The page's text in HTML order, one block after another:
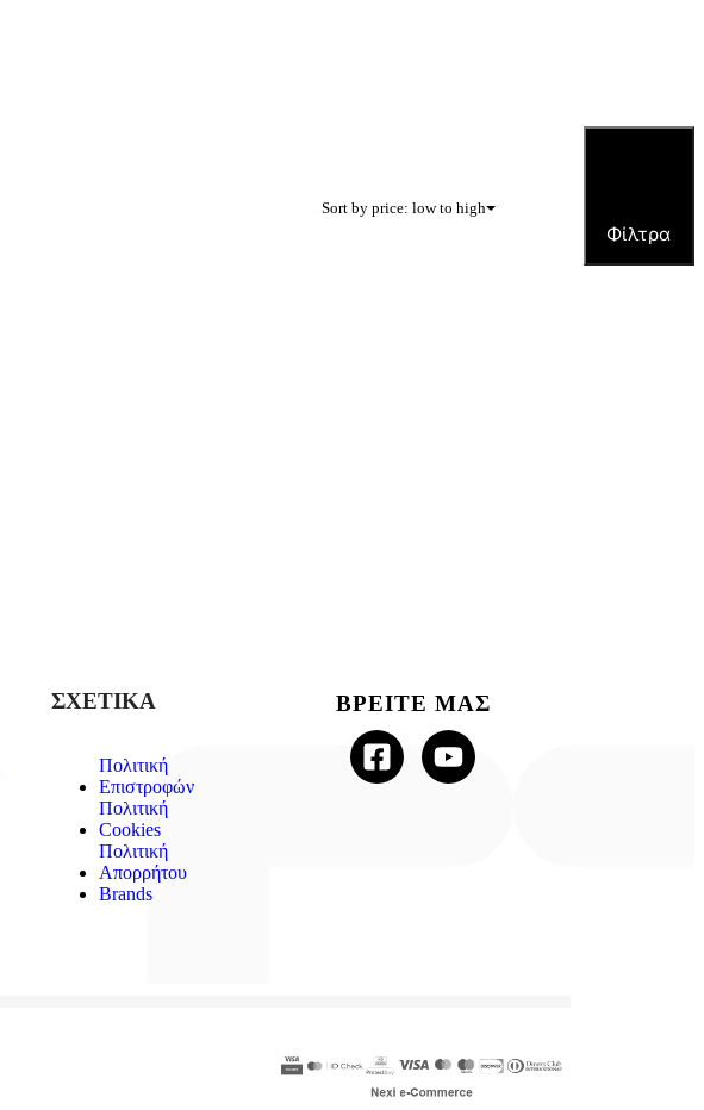
Sort by price: low to high
Φίλτρα
ΣΧΕΤΙΚΑ
Πολιτική
Επιστροφών
Πολιτική
Cookies
Πολιτική
Απορρήτου
Brands
ΒΡΕΙΤΕ ΜΑΣ